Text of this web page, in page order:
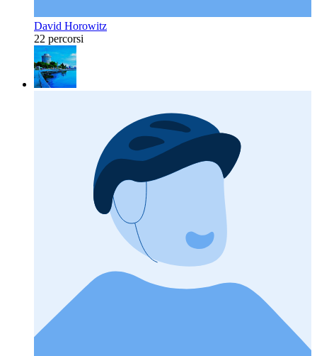
David Horowitz
22 percorsi